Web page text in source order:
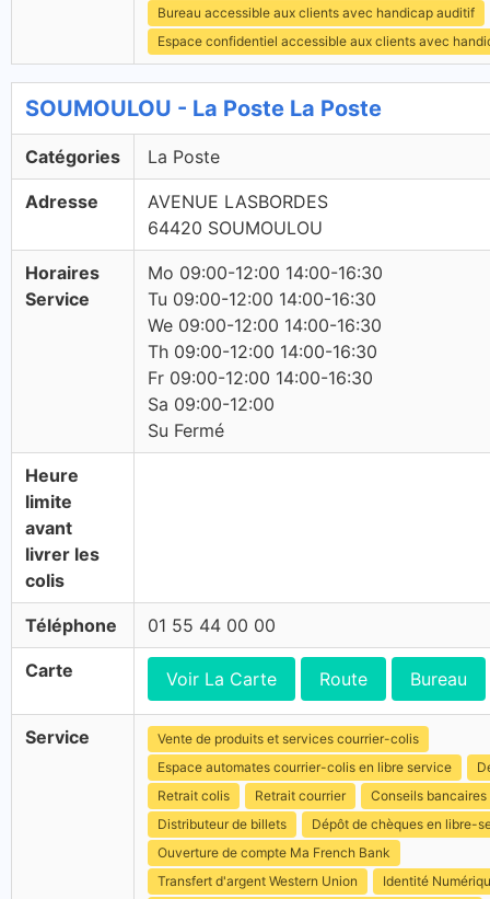
Bureau accessible aux clients avec handicap auditif
Espace confidentiel accessible aux clients avec
SOUMOULOU - La Poste La Poste
Catégories La Poste
Adresse
AVENUE LASBORDES
64420 SOUMOULOU
Horaires
Service
Mo 09:00-12:00 14:00-16:30
Tu 09:00-12:00 14:00-16:30
We 09:00-12:00 14:00-16:30
Th 09:00-12:00 14:00-16:30
Fr 09:00-12:00 14:00-16:30
Sa 09:00-12:00
Su Fermé
Heure
limite
avant
livrer les
colis
Téléphone 01 55 44 00 00
Carte Voir La Carte Route Bureau
Service
Vente de produits et services courrier-colis
Espace automates courrier-colis en libre service
Retrait colis
Retrait courrier
Conseils bancaires
Distributeur de billets
Dépôt de chèques en libre-
Ouverture de compte Ma French Bank
Transfert d'argent Western Union
Identité